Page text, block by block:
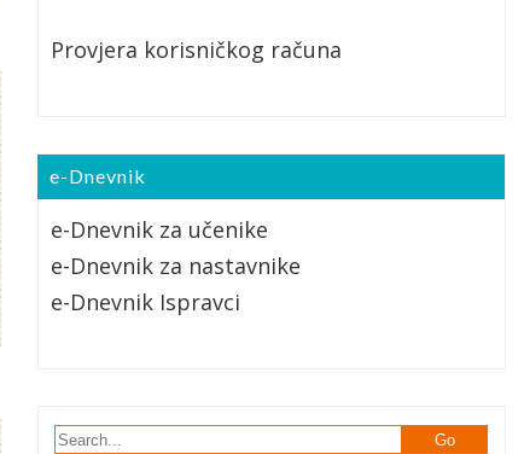
Provjera korisničkog računa
e-Dnevnik
e-Dnevnik za učenike
e-Dnevnik za nastavnike
e-Dnevnik Ispravci